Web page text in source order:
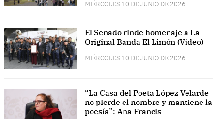
MIÉRCOLES 10 DE JUNIO DE 2026
El Senado rinde homenaje a La
Original Banda El Limón (Video)
MIÉRCOLES 10 DE JUNIO DE 2026
“La Casa del Poeta López Velarde
no pierde el nombre y mantiene la
poesía”: Ana Francis